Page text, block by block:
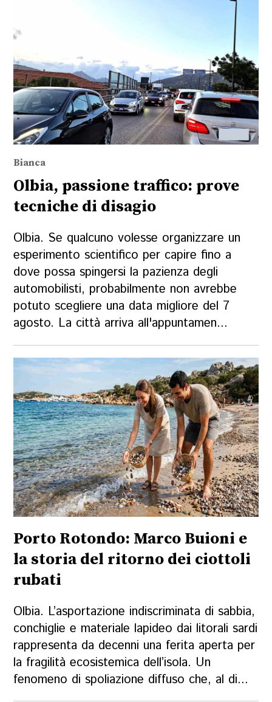
Bianca
Olbia, passione traffico: prove
tecniche di disagio
Olbia. Se qualcuno volesse organizzare un
esperimento scientifico per capire fino a
dove possa spingersi la pazienza degli
automobilisti, probabilmente non avrebbe
potuto scegliere una data migliore del 7
agosto. La città arriva all'appuntamen...
Porto Rotondo: Marco Buioni e
la storia del ritorno dei ciottoli
rubati
Olbia. L’asportazione indiscriminata di sabbia,
conchiglie e materiale lapideo dai litorali sardi
rappresenta da decenni una ferita aperta per
la fragilità ecosistemica dell’isola. Un
fenomeno di spoliazione diffuso che, al di...